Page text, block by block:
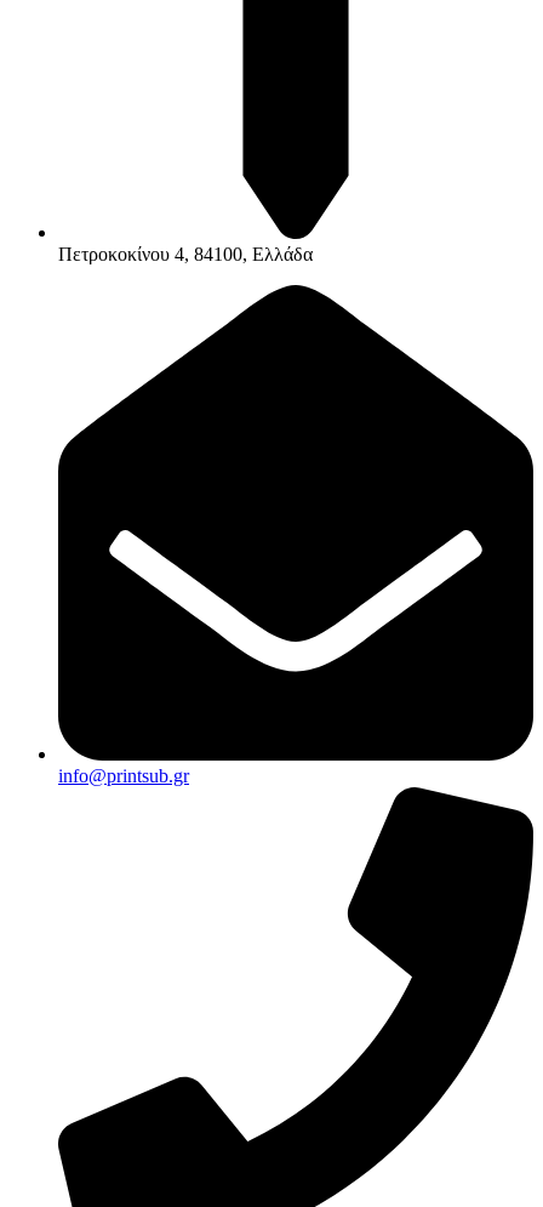
Πετροκοκίνου 4, 84100, Ελλάδα
info@printsub.gr